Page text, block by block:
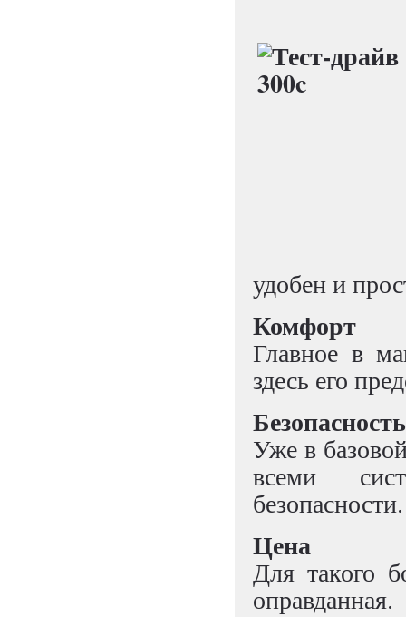
удобен и
Комфорт
Главное в
здесь его
Безопасность
Уже в
всеми
безопасности.
Цена
Для такого
оправданная.